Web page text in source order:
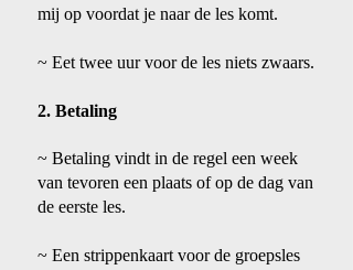
mij op voordat je naar de les komt.
~ Eet twee uur voor de les niets zwaars.
2. Betaling
~ Betaling vindt in de regel een week
van tevoren een plaats of op de dag van
de eerste les.
~ Een strippenkaart voor de groepsles